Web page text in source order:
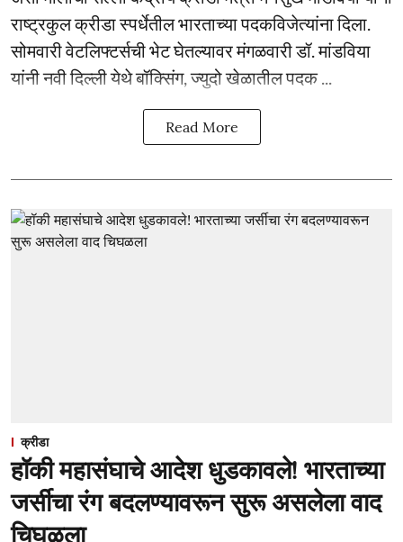
राष्ट्रकुल क्रीडा स्पर्धेतील भारताच्या पदकविजेत्यांना दिला.
सोमवारी वेटलिफ्टर्सची भेट घेतल्यावर मंगळवारी डॉ. मांडविया
यांनी नवी दिल्ली येथे बॉक्सिंग, ज्युदो खेळातील पदक ...
Read More
क्रीडा
हॉकी महासंघाचे आदेश धुडकावले! भारताच्या
जर्सीचा रंग बदलण्यावरून सुरू असलेला वाद
चिघळला